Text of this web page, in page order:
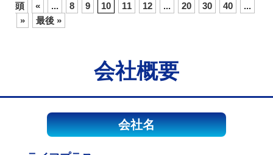
頭
« ... 8 9 10 11 12 ... 20 30 40
...
»
最後 »
会社概要
会社名